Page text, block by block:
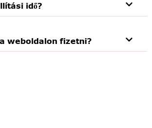
idő?
weboldalon fizetni?